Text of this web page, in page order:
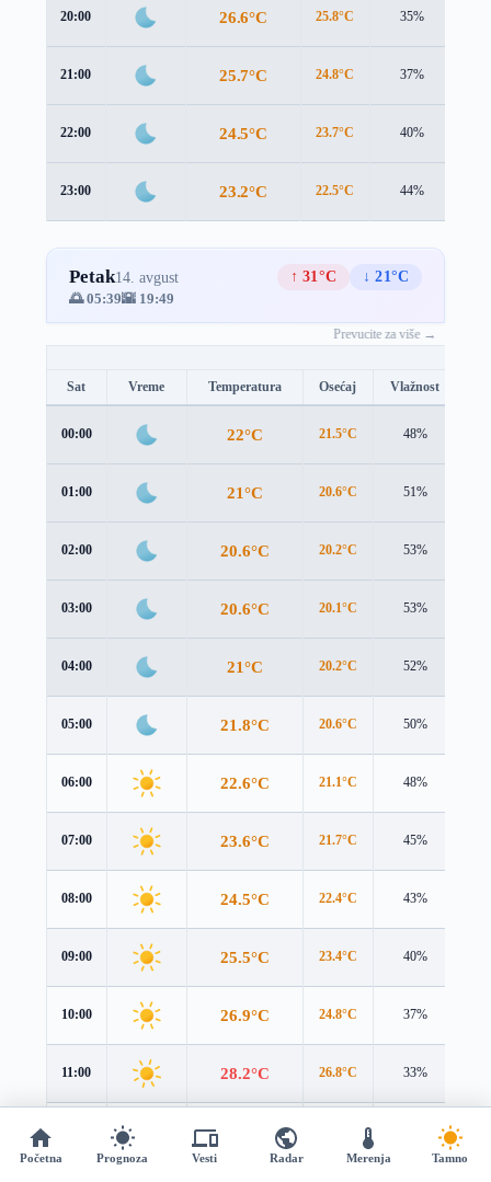
20:00 26.6°C 25.8°C 35%
21:00 25.7°C 24.8°C 37%
22:00 24.5°C 23.7°C 40%
23:00 23.2°C 22.5°C 44%
Petak14. avgust ↑ 31°C
↓ 21°C
🌅 05:39🌇 19:49
Prevucite za više →
Sat Vreme Temperatura Osećaj Vlažnost
00:00 22°C 21.5°C 48%
01:00 21°C 20.6°C 51%
02:00 20.6°C 20.2°C 53%
03:00 20.6°C 20.1°C 53%
04:00 21°C 20.2°C 52%
05:00 21.8°C 20.6°C 50%
06:00 22.6°C 21.1°C 48%
07:00 23.6°C 21.7°C 45%
08:00 24.5°C 22.4°C 43%
09:00 25.5°C 23.4°C 40%
10:00 26.9°C 24.8°C 37%
11:00 28.2°C 26.8°C 33%
Početna Prognoza Vesti Radar Merenja Tamno